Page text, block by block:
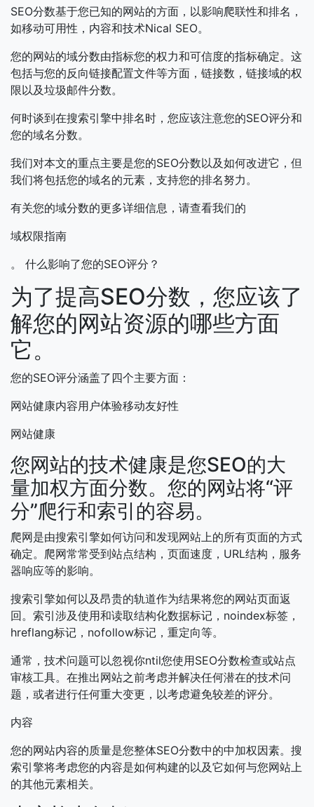
SEO分数基于您已知的网站的方面，以影响爬联性和排名，
如移动可用性，内容和技术Nical SEO。
您的网站的域分数由指标您的权力和可信度的指标确定。这
包括与您的反向链接配置文件等方面，链接数，链接域的权
限以及垃圾邮件分数。
何时谈到在搜索引擎中排名时，您应该注意您的SEO评分和
您的域名分数。
我们对本文的重点主要是您的SEO分数以及如何改进它，但
我们将包括您的域名的元素，支持您的排名努力。
有关您的域分数的更多详细信息，请查看我们的
域权限指南
。 什么影响了您的SEO评分？
为了提高SEO分数，您应该了
解您的网站资源的哪些方面
它。
您的SEO评分涵盖了四个主要方面：
网站健康内容用户体验移动友好性
网站健康
您网站的技术健康是您SEO的大
量加权方面分数。您的网站将“评
分”爬行和索引的容易。
爬网是由搜索引擎如何访问和发现网站上的所有页面的方式
确定。爬网常常受到站点结构，页面速度，URL结构，服务
器响应等的影响。
搜索引擎如何以及昂贵的轨道作为结果将您的网站页面返
回。索引涉及使用和读取结构化数据标记，noindex标签，
hreflang标记，nofollow标记，重定向等。
通常，技术问题可以忽视你ntil您使用SEO分数检查或站点
审核工具。在推出网站之前考虑并解决任何潜在的技术问
题，或者进行任何重大变更，以考虑避免较差的评分。
内容
您的网站内容的质量是您整体SEO分数中的中加权因素。搜
索引擎将考虑您的内容是如何构建的以及它如何与您网站上
的其他元素相关。